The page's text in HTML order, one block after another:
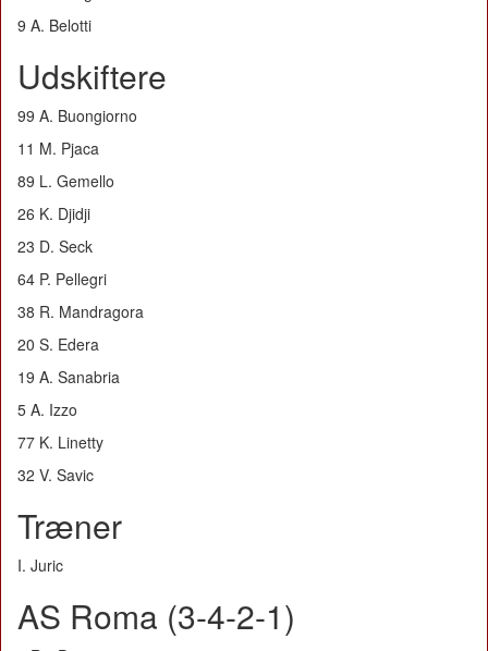
9 A. Belotti
Udskiftere
99 A. Buongiorno
11 M. Pjaca
89 L. Gemello
26 K. Djidji
23 D. Seck
64 P. Pellegri
38 R. Mandragora
20 S. Edera
19 A. Sanabria
5 A. Izzo
77 K. Linetty
32 V. Savic
Træner
I. Juric
AS Roma (3-4-2-1)